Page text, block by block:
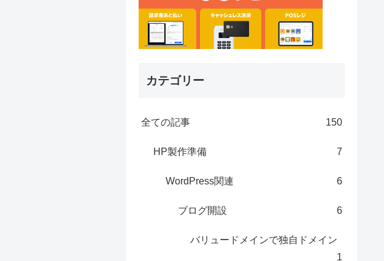
カテゴリー
全ての記事 150
HP製作準備 7
WordPress関連 6
ブログ開設 6
バリュードメインで独自ドメイン
1